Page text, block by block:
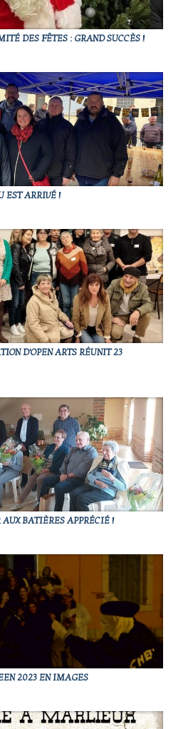
DES FÊTES : GRAND SUCCÈS !
EST ARRIVÉ !
D'OPEN ARTS RÉUNIT 23
BATIÈRES APPRÉCIÉ !
2023 EN IMAGES